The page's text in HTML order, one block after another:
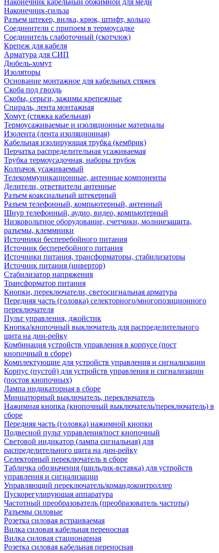
Наконечник кабельный обжимной для меди
Наконечник-гильза
Разъем штекер, вилка, крюк, штифт, кольцо
Соединители с припоем в термоусадке
Соединитель слаботочный (скотчлок)
Крепеж для кабеля
Арматура для СИП
Дюбель-хомут
Изоляторы
Основание монтажное для кабельных стяжек
Скоба под гвоздь
Скобы, серьги, зажимы крепежные
Спираль, лента монтажная
Хомут (стяжка кабельная)
Термоусаживаемые и изоляционные материалы
Изолента (лента изоляционная)
Кабельная изолирующая трубка (кембрик)
Перчатка распределительная усаживаемая
Трубка термоусадочная, наборы трубок
Колпачок усаживаемый
Телекоммуникационные, антенные компоненты
Делители, ответвители антенные
Разъем коаксиальный штекерный
Разъем телефонный, компьютерный, антенный
Шнур телефонный, аудио, видео, компьютерный
Низковольтное оборудование, счетчики, молниезащита,
разъемы, клеммники
Источники бесперебойного питания
Источник бесперебойного питания
Источники питания, трансформаторы, стабилизаторы
Источник питания (инвертор)
Стабилизатор напряжения
Трансформатор питания
Кнопки, переключатели, светосигнальная арматура
Передняя часть (головка) селекторного/многопозиционного
переключателя
Пульт управления, джойстик
Кнопка/кнопочный выключатель для распределительного
щита на дин-рейку
Комбинация устройств управления в корпусе (пост
кнопочный в сборе)
Комплектующие для устройств управления и сигнализации
Корпус (пустой) для устройств управления и сигнализации
(постов кнопочных)
Лампа индикаторная в сборе
Миниатюрный выключатель, переключатель
Нажимная кнопка (кнопочный выключатель/переключатель) в
сборе
Передняя часть (головка) нажимной кнопки
Подвесной пульт управления/пост кнопочный
Световой индикатор (лампа сигнальная) для
распределительного щита на дин-рейку
Селекторный переключатель в сборе
Табличка обозначения (шильдик-вставка) для устройств
управления и сигнализации
Управляющий переключатель/командоконтроллер
Пускорегулирующая аппаратура
Частотный преобразователь (преобразователь частоты)
Разъемы силовые
Розетка силовая встраиваемая
Вилка силовая кабельная переносная
Вилка силовая стационарная
Розетка силовая кабельная переносная